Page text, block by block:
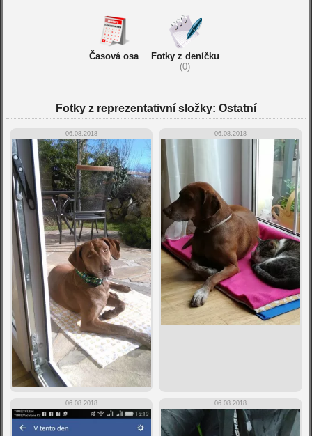
Časová osa
Fotky z deníčku
(0)
Fotky z reprezentativní složky: Ostatní
06.08.2018 06.08.2018
06.08.2018 06.08.2018